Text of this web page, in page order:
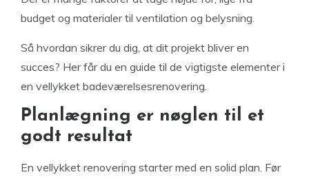
budget og materialer til ventilation og belysning.
Så hvordan sikrer du dig, at dit projekt bliver en
succes? Her får du en guide til de vigtigste elementer i
en vellykket badeværelsesrenovering.
Planlægning er nøglen til et
godt resultat
En vellykket renovering starter med en solid plan. Før